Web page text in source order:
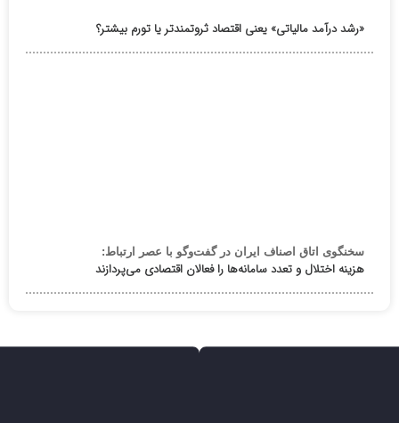
«رشد درآمد مالیاتی» یعنی اقتصاد ثروتمندتر یا تورم بیشتر؟
سخنگوی اتاق اصناف ایران در گفت‌وگو با عصر ارتباط:
هزینه اختلال و تعدد سامانه‌ها را فعالان اقتصادی می‌پردازند